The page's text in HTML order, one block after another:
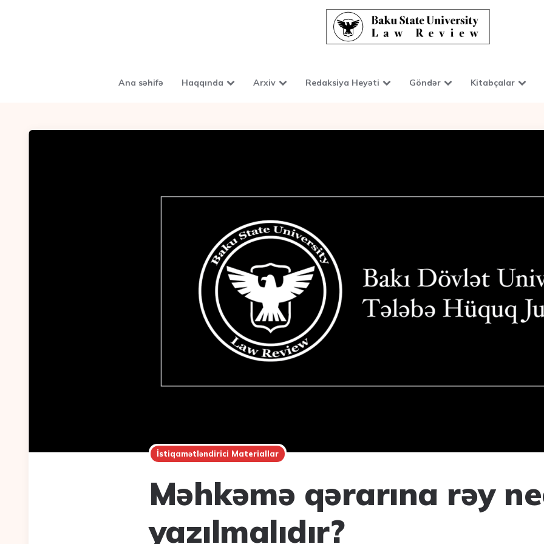
Ana səhifə Haqqında Arxiv Redaksiya Heyəti Göndər Kitabçalar
İstiqamətləndirici Materiallar
Məhkəmə qərarına rəy
yazılmalıdır?